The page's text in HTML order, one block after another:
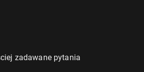
zadawane pytania